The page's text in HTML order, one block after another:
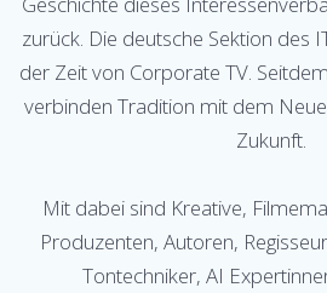
zurück. Die deutsche Sektion des
der Zeit von Corporate TV.
verbinden Tradition mit dem
Zukunft.
Mit dabei sind Kreative,
Produzenten, Autoren,
Tontechniker, AI